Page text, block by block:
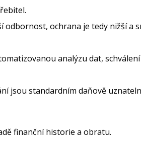
odbornost, ochrana je tedy nižší a
analýzu dat,
jsou standardním daňově
finanční historie a obratu.